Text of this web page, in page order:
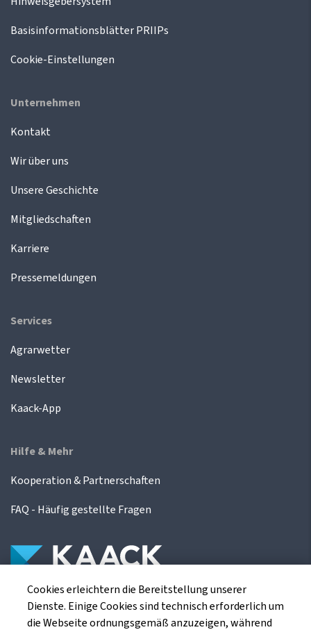
Basisinformationsblätter PRIIPs
Cookie-Einstellungen
Unternehmen
Kontakt
Wir über uns
Unsere Geschichte
Mitgliedschaften
Karriere
Pressemeldungen
Services
Agrarwetter
Newsletter
Kaack-App
Hilfe & Mehr
Kooperation & Partnerschaften
FAQ - Häufig gestellte Fragen
Die Kaack Terminhandel GmbH ist ein
Finanzdienstleistungsinstitut für die europäischen
Cookies erleichtern die Bereitstellung unserer
Dienste. Einige Cookies sind technisch erforderlich um
die Webseite ordnungsgemäß anzuzeigen, während